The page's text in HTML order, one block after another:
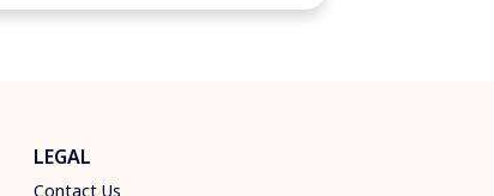
LEGAL
Contact Us